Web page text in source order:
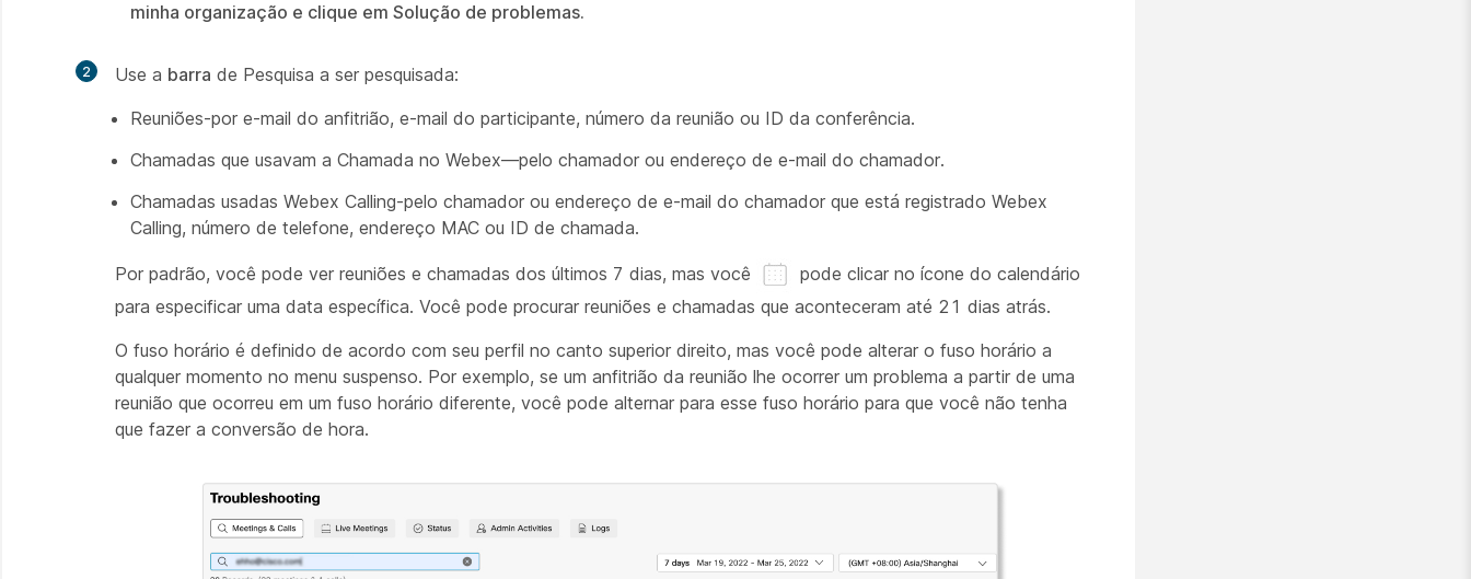
minha organização e clique em Solução de problemas.
2 Use a barra de Pesquisa a ser pesquisada:
Reuniões-por e-mail do anfitrião, e-mail do participante, número da reunião ou ID da conferência.
Chamadas que usavam a Chamada no Webex—pelo chamador ou endereço de e-mail do chamador.
Chamadas usadas Webex Calling-pelo chamador ou endereço de e-mail do chamador que está registrado Webex
Calling, número de telefone, endereço MAC ou ID de chamada.
Por padrão, você pode ver reuniões e chamadas dos últimos 7 dias, mas você
pode clicar no ícone do calendário
para especificar uma data específica. Você pode procurar reuniões e chamadas que aconteceram até 21 dias atrás.
O fuso horário é definido de acordo com seu perfil no canto superior direito, mas você pode alterar o fuso horário a
qualquer momento no menu suspenso. Por exemplo, se um anfitrião da reunião lhe ocorrer um problema a partir de uma
reunião que ocorreu em um fuso horário diferente, você pode alternar para esse fuso horário para que você não tenha
que fazer a conversão de hora.